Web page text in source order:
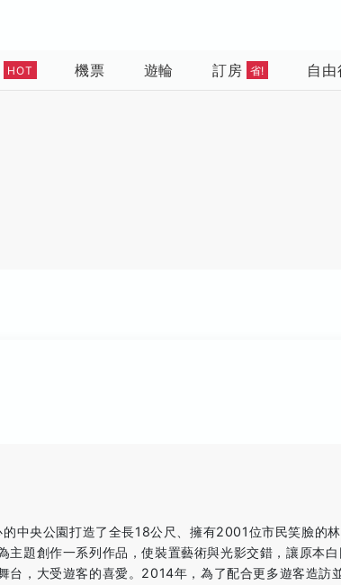
HOT 機票 遊輪 訂房 省! 自由
中央公園打造了全長18公尺、擁有2001位市民笑臉的
主題創作一系列作品，使裝置藝術與光影交錯，讓原本
台，大受遊客的喜愛。2014年，為了配合更多遊客造訪